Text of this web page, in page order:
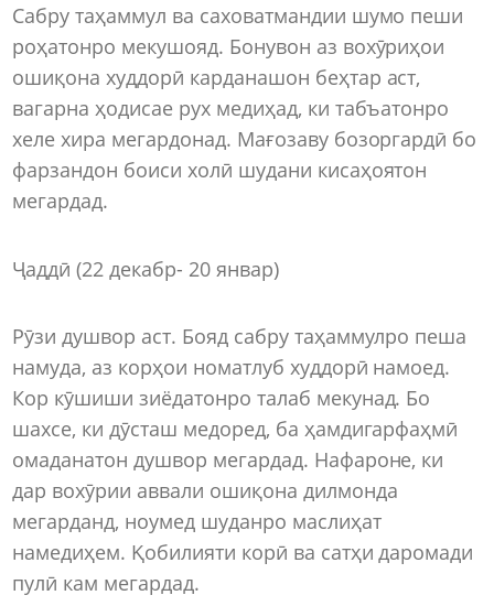
Сабру таҳаммул ва саховатмандии шумо пеши
роҳатонро мекушояд. Бонувон аз вохӯриҳои
ошиқона худдорӣ карданашон беҳтар аст,
вагарна ҳодисае рух медиҳад, ки табъатонро
хеле хира мегардонад. Мағозаву бозоргардӣ бо
фарзандон боиси холӣ шудани кисаҳоятон
мегардад.
Ҷаддӣ (22 декабр- 20 январ)
Рӯзи душвор аст. Бояд сабру таҳаммулро пеша
намуда, аз корҳои номатлуб худдорӣ намоед.
Кор кӯшиши зиёдатонро талаб мекунад. Бо
шахсе, ки дӯсташ медоред, ба ҳамдигарфаҳмӣ
омаданатон душвор мегардад. Нафароне, ки
дар вохӯрии аввали ошиқона дилмонда
мегарданд, ноумед шуданро маслиҳат
намедиҳем. Қобилияти корӣ ва сатҳи даромади
пулӣ кам мегардад.